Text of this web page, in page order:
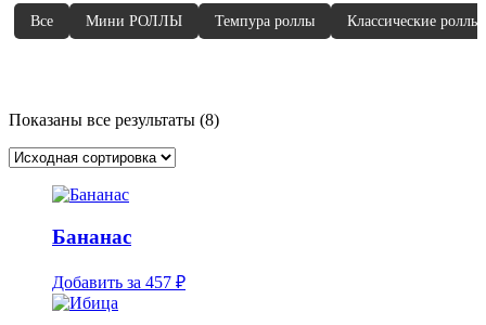
Все Мини РОЛЛЫ Темпура роллы Классические роллы
Показаны все результаты (8)
Бананас
Добавить за 457 ₽